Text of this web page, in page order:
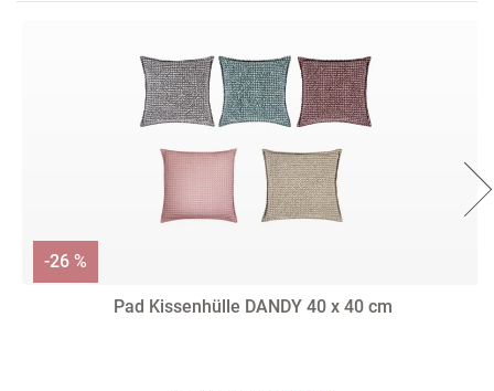
Pad Kissenhülle DANDY 40 x 40 cm
-26 %